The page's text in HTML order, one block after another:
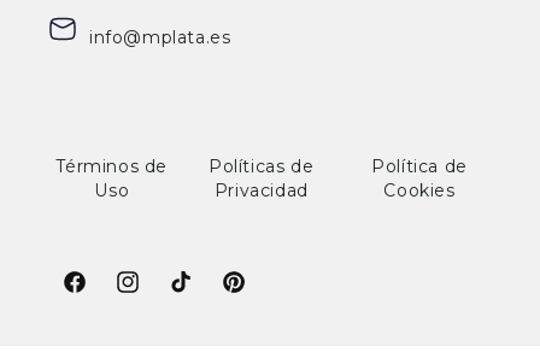
info@mplata.es
Términos de
Uso
Políticas de
Privacidad
Política de
Cookies
FacebookInstagram
TikTok Pinterest